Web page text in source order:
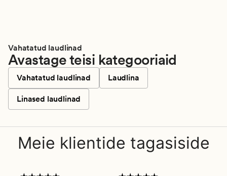
Vahatatud laudlinad
Avastage teisi kategooriaid
Vahatatud laudlinad Laudlina
Linased laudlinad
Meie klientide tagasiside